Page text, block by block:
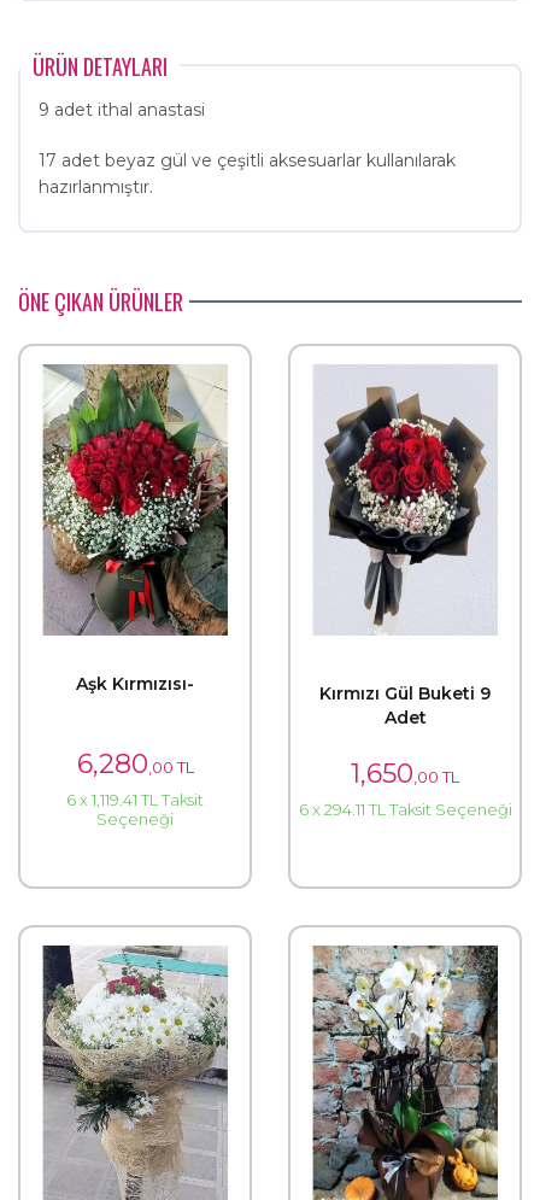
ÜRÜN DETAYLARI
9 adet ithal anastasi
17 adet beyaz gül ve çeşitli aksesuarlar kullanılarak
hazırlanmıştır.
ÖNE ÇIKAN ÜRÜNLER
Aşk Kırmızısı-
6,280 ,00 TL
6 x 1,119.41 TL Taksit
Seçeneği
Kırmızı Gül Buketi 9
Adet
1,650 ,00 TL
6 x 294.11 TL Taksit Seçeneği